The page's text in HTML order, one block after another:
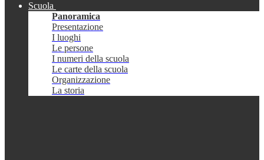
Scuola
Panoramica
Presentazione
I luoghi
Le persone
I numeri della scuola
Le carte della scuola
Organizzazione
La storia